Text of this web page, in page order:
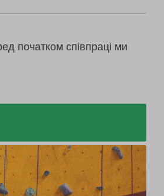
початком співпраці ми